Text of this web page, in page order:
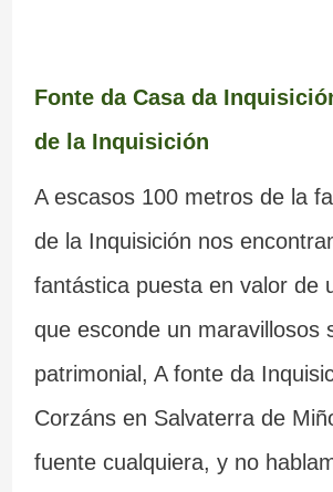
Fonte da Casa da
de la Inquisición
A escasos 100 metros de la
de la Inquisición nos
fantástica puesta en valor de
que esconde un maravillosos
patrimonial, A fonte da
Corzáns en Salvaterra de
fuente cualquiera, y no